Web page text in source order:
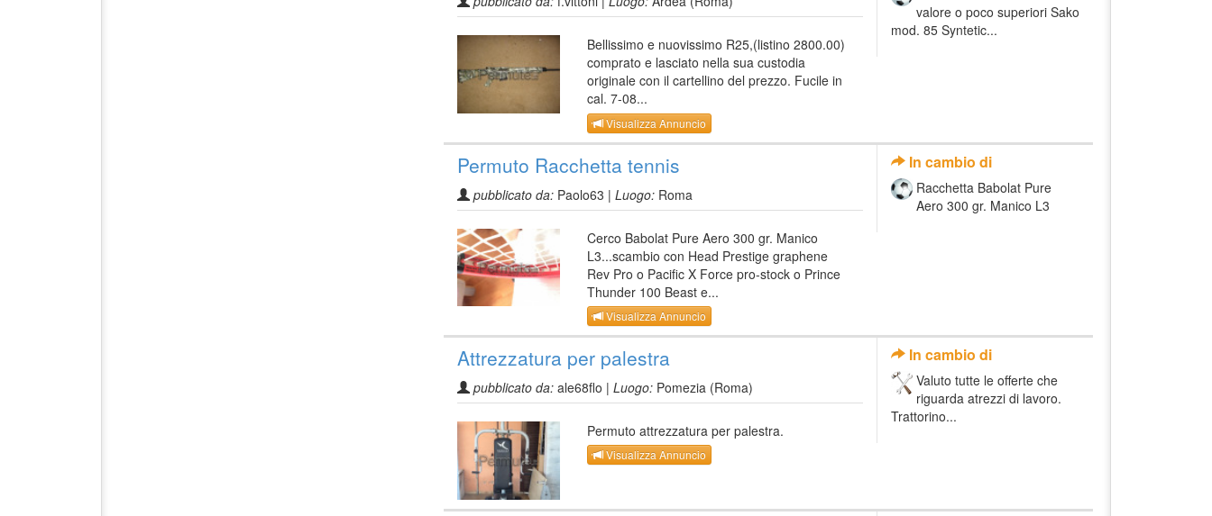
Bellissimo e nuovissimo R25,(listino 2800.00)
comprato e lasciato nella sua custodia
originale con il cartellino del prezzo. Fucile in
cal. 7-08...
Visualizza Annuncio
valore o poco superiori Sako
mod. 85 Syntetic...
Permuto Racchetta tennis
pubblicato da: Paolo63 | Luogo: Roma
Cerco Babolat Pure Aero 300 gr. Manico
L3...scambio con Head Prestige graphene
Rev Pro o Pacific X Force pro-stock o Prince
Thunder 100 Beast e...
Visualizza Annuncio
In cambio di
Racchetta Babolat Pure
Aero 300 gr. Manico L3
Attrezzatura per palestra
pubblicato da: ale68flo | Luogo: Pomezia (Roma)
Permuto attrezzatura per palestra.
Visualizza Annuncio
In cambio di
Valuto tutte le offerte che
riguarda atrezzi di lavoro.
Trattorino...